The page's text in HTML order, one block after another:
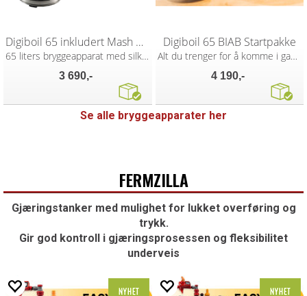
Digiboil 65 inkludert Mash Upgrade Kit
65 liters bryggeapparat med silkar
3 690,-
Digiboil 65 BIAB Startpakke
Alt du trenger for å komme i gang!
4 190,-
Se alle bryggeapparater her
FERMZILLA
Gjæringstanker med mulighet for lukket overføring og
trykk.
Gir god kontroll i gjæringsprosessen og fleksibilitet
underveis